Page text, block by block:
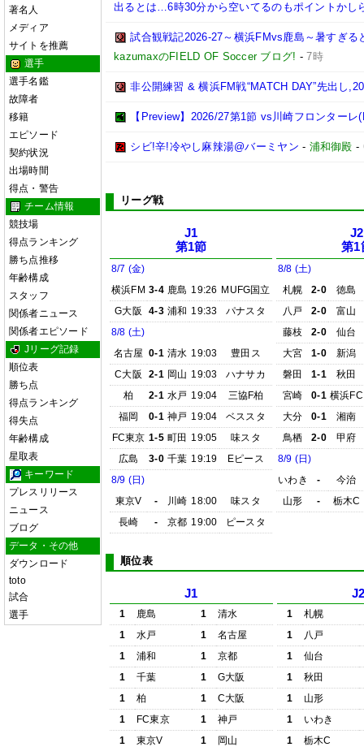
著名人
メディア
サイトを推薦
選手
選手名鑑
故障者
移籍
エピソード
契約状況
出場時間
得点・警告
チーム情報
競技場
得点ランキング
勝ち点推移
年齢構成
スタッフ
関係者ニュース
関係者エピソード
Jリーグ記録
順位表
勝ち点
得点ランキング
得失点
年齢構成
星取表
キーワード
プレスリリース
ニュース
ブログ
データ・その他
ダウンロード
toto
試合
選手
出るとは…6時30分から空いてるのもポイントかし
試合観戦記2026-27～横浜FMvs鹿島～暑すぎ
kazumaxのFIELD OF Soccer ブログ! -7時
非公開練習 & 横浜FM戦“MATCH DAY”先出し
【Preview】2026/27第1節 vs川崎フロンターレ
シビ!辛!冷やし麻辣湯@バーミヤン - 浦和御殿 -
リーグ戦
J1
第1節
8/7 (金)
横浜FM 3-4 鹿島 19:26 MUFG国立
G大阪
4-3 浦和 19:33
パナスタ
8/8 (土)
名古屋 0-1 清水 19:03
豊田ス
C大阪
2-1 岡山 19:03
ハナサカ
柏
2-1 水戸 19:04
三協F柏
福岡
0-1 神戸 19:04
ベススタ
FC東京 1-5 町田 19:05
味スタ
広島
3-0 千葉 19:19
Eピース
8/9 (日)
東京V
- 川崎 18:00
味スタ
長崎
- 京都 19:00 ピースタ
J2
第1
8/8 (土)
札幌
2-0
徳島
八戸
2-0
富山
藤枝
2-0
仙台
大宮
1-0
新潟
磐田
1-1
秋田
宮崎
0-1 横浜FC
大分
0-1
湘南
鳥栖
2-0
甲府
8/9 (日)
いわき
-
今治
山形
- 栃木C
順位表
J1
1 鹿島 1
清水
1
水戸 1
名古屋
1
浦和 1
京都
1
千葉 1
G大阪
1
柏 1
C大阪
1
FC東京 1
神戸
1
東京V 1
岡山
1
札幌
1
八戸
1
仙台
1
秋田
1
山形
1
いわき
1
栃木C